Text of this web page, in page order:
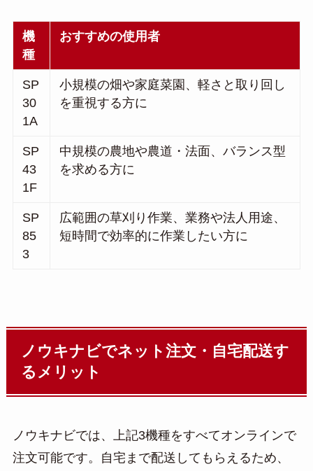
機
種
おすすめの使用者
SP
30
1A
小規模の畑や家庭菜園、軽さと取り回し
を重視する方に
SP
43
1F
中規模の農地や農道・法面、バランス型
を求める方に
SP
85
3
広範囲の草刈り作業、業務や法人用途、
短時間で効率的に作業したい方に
ノウキナビでネット注文・自宅配送す
るメリット
ノウキナビでは、上記3機種をすべてオンラインで
注文可能です。自宅まで配送してもらえるため、